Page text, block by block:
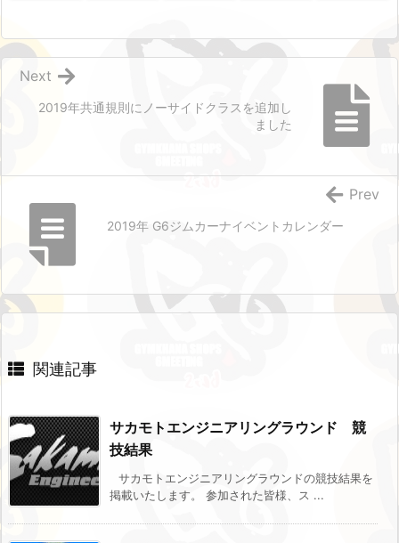
2019年共通規則にノーサイドクラスを追加し
ました
Next
2019年 G6ジムカーナイベントカレンダー
Prev
関連記事
サカモトエンジニアリングラウンド 競
技結果
サカモトエンジニアリングラウンドの競技結果を
掲載いたします。 参加された皆様、ス ...